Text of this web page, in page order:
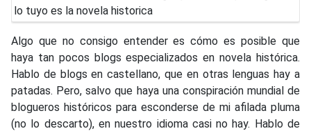
Algo que no consigo entender es cómo es posible que
haya tan pocos blogs especializados en novela histórica.
Hablo de blogs en castellano, que en otras lenguas hay a
patadas. Pero, salvo que haya una conspiración mundial de
blogueros históricos para esconderse de mi afilada pluma
(no lo descarto), en nuestro idioma casi no hay. Hablo de